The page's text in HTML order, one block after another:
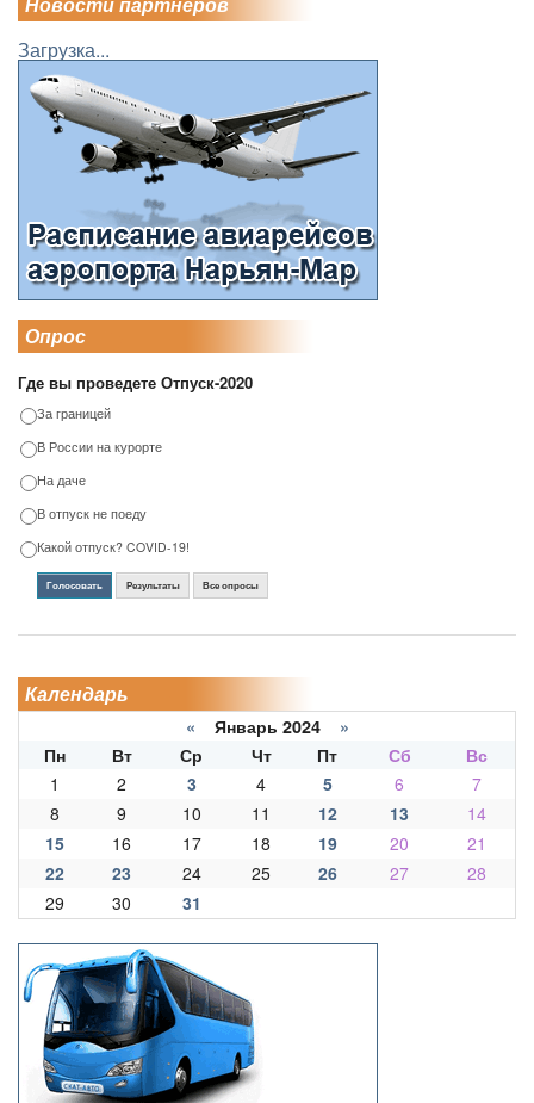
Загрузка...
Опрос
Где вы проведете Отпуск-2020
За границей
В России на курорте
На даче
В отпуск не поеду
Какой отпуск? COVID-19!
Голосовать Результаты Все опросы
Календарь
« Январь 2024 »
Пн
Вт Ср Чт Пт Сб
Вс
1
2 3 4 5 6
7
8
9 10 11 12 13
14
15
16 17 18 19 20
21
22
23 24 25 26 27
28
29
30 31